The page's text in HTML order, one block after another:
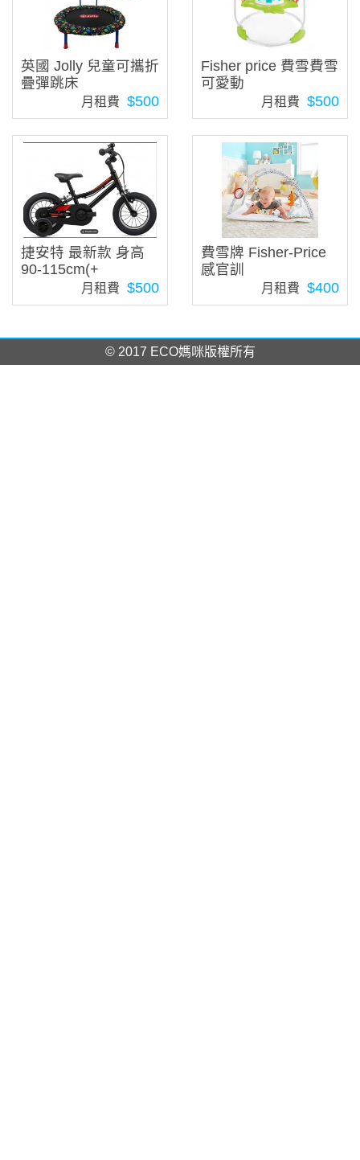
英國 Jolly 兒童可攜折
疊彈跳床
月租費 $500
Fisher price 費雪費雪
可愛動
月租費 $500
捷安特 最新款 身高
90-115cm(+
月租費 $500
費雪牌 Fisher-Price
感官訓
月租費 $400
© 2017 ECO媽咪版權所有